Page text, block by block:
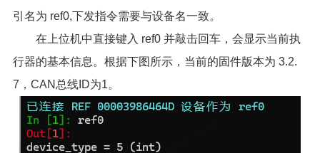
引名为 ref0,下发指令需要与设备名一致。
在上位机中直接键入 ref0 并敲击回车，会显示当前执
行器的基本信息。根据下图所示，当前的固件版本为 3.2.
7，CAN总线ID为1。